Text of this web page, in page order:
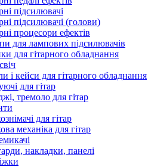
підсилювачі
підсилювачі (голови)
процесори ефектів
для лампових підсилювачів
для гітарного обладнання
і кейси для гітарного обладнання
для гітар
тремоло для гітар
для гітар
механіка для гітар
накладки, панелі